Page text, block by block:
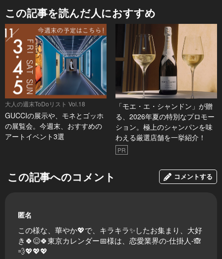
この記事を読んだ人におすすめ
大人の週末ToDoリスト Vol.18
GUCCIの展示や、モネとゴッホ
の展覧会。今週末、おすすめの
アートイベント3選
「モエ・エ・シャンドン」が贈
る、2026年夏の特別なプロモー
ション。極上のシャンパンを味
わえる厳選店舗を一挙紹介！
PR
この記事へのコメント コメントする
匿名
この様な、華やか💖で、キラキラ✨したお集まり、大好
き🍀😌🍀東京カレンダー📅様は、恋愛業界の-仕掛人-🙈
💨💖💖💖